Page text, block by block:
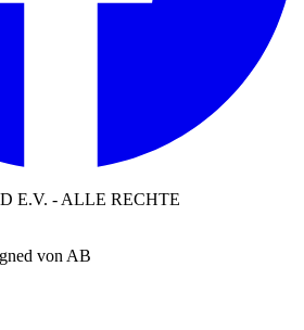
E.V. - ALLE RECHTE
von AB